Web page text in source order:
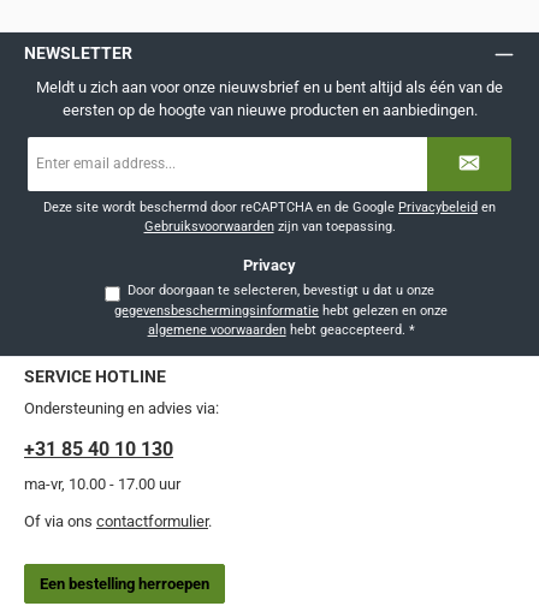
NEWSLETTER
Meldt u zich aan voor onze nieuwsbrief en u bent altijd als één van de
eersten op de hoogte van nieuwe producten en aanbiedingen.
mailadres
Deze site wordt beschermd door reCAPTCHA en de Google Privacybeleid en
Gebruiksvoorwaardenzijn van toepassing.
Privacy
Door doorgaan te selecteren, bevestigt u dat u onze
gegevensbeschermingsinformatie
algemene voorwaardenhebt geaccepteerd. *
SERVICE HOTLINE
Ondersteuning en advies via:
+31 85 40 10 130
ma-vr, 10.00 - 17.00 uur
Of via ons contactformulier.
Een bestelling herroepen